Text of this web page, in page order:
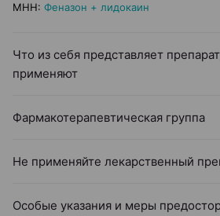
МНН: Феназон + лидокаин
Что из себя представляет
применяют
Фармакотерапевтическая группа
Не применяйте лекарственный
Особые указания и меры